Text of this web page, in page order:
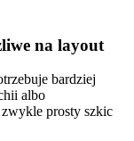
na layout
bardziej
albo
zwykle prosty szkic